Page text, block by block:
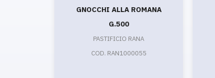
GNOCCHI ALLA ROMANA
G.500
PASTIFICIO RANA
COD. RAN1000055